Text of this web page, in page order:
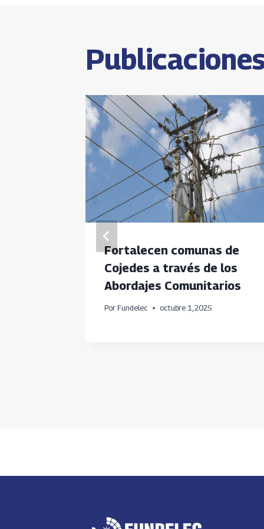
Fortalecen comunas de
Cojedes a través de los
Abordajes Comunitarios
Por Fundelec octubre 1, 2025